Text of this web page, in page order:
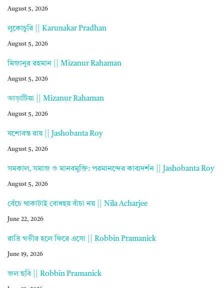
August 5, 2026
লুকোচুরি || Karunakar Pradhan
August 5, 2026
মিজানুর রহমান || Mizanur Rahaman
August 5, 2026
ভাড়াটিয়া || Mizanur Rahaman
August 5, 2026
যশোবন্ত রায় || Jashobanta Roy
August 5, 2026
সমকাল, সমাজ ও মানবমুক্তি: পরমানন্দের কাব্যদর্শন || Jashobanta Roy
August 5, 2026
বেঁচে থাকাটাই বোধহয় বাঁচা নয় || Nila Acharjee
June 22, 2026
রাত্রি গভীর হলে ফিরে এসো || Robbin Pramanick
June 19, 2026
জল ছবি || Robbin Pramanick